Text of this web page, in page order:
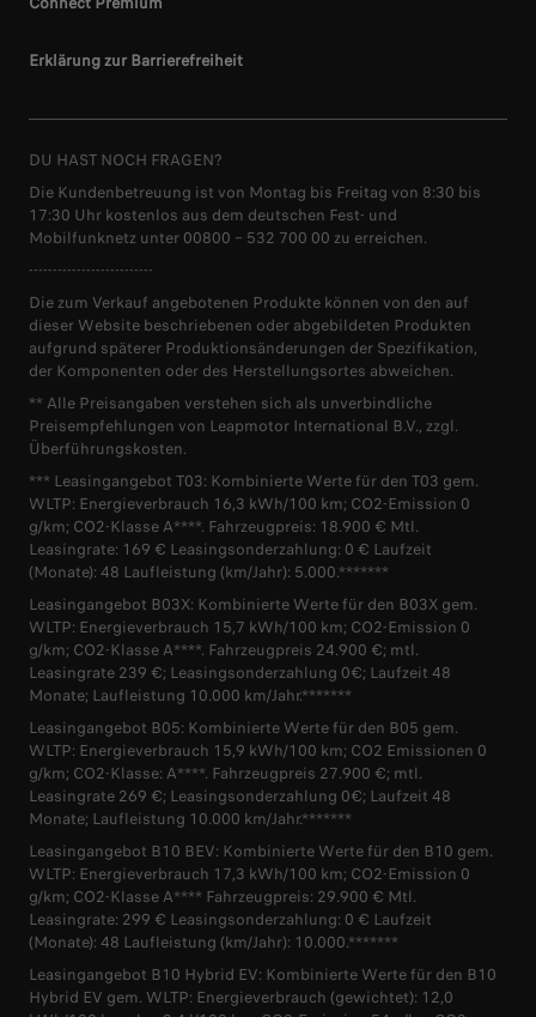
Erklärung zur Barrierefreiheit
DU HAST NOCH FRAGEN?
Die Kundenbetreuung ist von Montag bis Freitag von 8:30 bis
17:30 Uhr kostenlos aus dem deutschen Fest- und
Mobilfunknetz unter 00800 – 532 700 00 zu erreichen.
--------------------------
Die zum Verkauf angebotenen Produkte können von den auf
dieser Website beschriebenen oder abgebildeten Produkten
aufgrund späterer Produktionsänderungen der Spezifikation,
der Komponenten oder des Herstellungsortes abweichen.
** Alle Preisangaben verstehen sich als unverbindliche
Preisempfehlungen von Leapmotor International B.V., zzgl.
Überführungskosten.
*** Leasingangebot T03: Kombinierte Werte für den T03 gem.
WLTP: Energieverbrauch 16,3 kWh/100 km; CO2-Emission 0
g/km; CO2-Klasse A****. Fahrzeugpreis: 18.900 € Mtl.
Leasingrate: 169 € Leasingsonderzahlung: 0 € Laufzeit
(Monate): 48 Laufleistung (km/Jahr): 5.000.*******
Leasingangebot B03X: Kombinierte Werte für den B03X gem.
WLTP: Energieverbrauch 15,7 kWh/100 km; CO2-Emission 0
g/km; CO2-Klasse A****. Fahrzeugpreis 24.900 €; mtl.
Leasingrate 239 €; Leasingsonderzahlung 0€; Laufzeit 48
Monate; Laufleistung 10.000 km/Jahr.*******
Leasingangebot B05: Kombinierte Werte für den B05 gem.
WLTP: Energieverbrauch 15,9 kWh/100 km; CO2 Emissionen 0
g/km; CO2-Klasse: A****. Fahrzeugpreis 27.900 €; mtl.
Leasingrate 269 €; Leasingsonderzahlung 0€; Laufzeit 48
Monate; Laufleistung 10.000 km/Jahr.*******
Leasingangebot B10 BEV: Kombinierte Werte für den B10 gem.
WLTP: Energieverbrauch 17,3 kWh/100 km; CO2-Emission 0
g/km; CO2-Klasse A**** Fahrzeugpreis: 29.900 € Mtl.
Leasingrate: 299 € Leasingsonderzahlung: 0 € Laufzeit
(Monate): 48 Laufleistung (km/Jahr): 10.000.*******
Leasingangebot B10 Hybrid EV: Kombinierte Werte für den B10
Hybrid EV gem. WLTP: Energieverbrauch (gewichtet): 12,0